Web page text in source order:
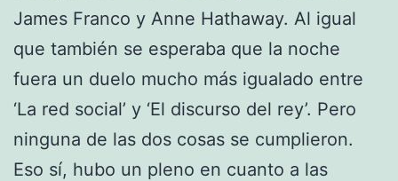
James Franco y Anne Hathaway. Al igual
que también se esperaba que la noche
fuera un duelo mucho más igualado entre
‘La red social’ y ‘El discurso del rey’. Pero
ninguna de las dos cosas se cumplieron.
Eso sí, hubo un pleno en cuanto a las